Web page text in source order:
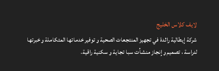
لايف كلاس الخليج
شركة إيطالية رائدة في تجهيز المنتجعات الصحية و توفير خدماتها المتكاملة و خبرتها
لدراسة ، تصميم و إنجاز منشأت سبا تجاية و سكنية راقية.